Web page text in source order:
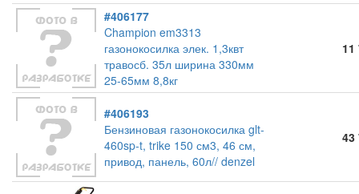
#406177
Champion em3313
газонокосилка элек. 1,3квт
травосб. 35л ширина 330мм
25-65мм 8,8кг
11
#406193
Бензиновая газонокосилка glt-
460sp-t, trike 150 см3, 46 см,
привод, панель, 60л// denzel
43